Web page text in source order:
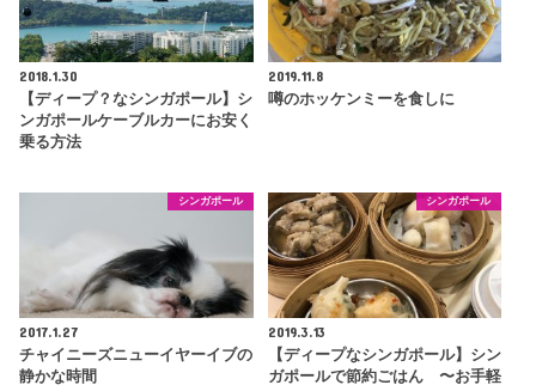
2018.1.30
【ディープ？なシンガポール】シ
ンガポールケーブルカーにお安く
乗る方法
2019.11.8
噂のホッケンミーを食しに
シンガポール
2017.1.27
チャイニーズニューイヤーイブの
静かな時間
シンガポール
2019.3.13
【ディープなシンガポール】シン
ガポールで節約ごはん 〜お手軽